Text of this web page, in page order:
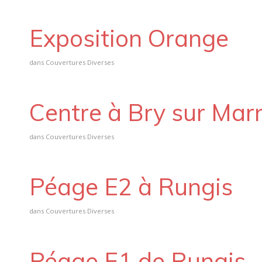
Exposition Orange
dans Couvertures Diverses
Centre à Bry sur
dans Couvertures Diverses
Péage E2 à Rungis
dans Couvertures Diverses